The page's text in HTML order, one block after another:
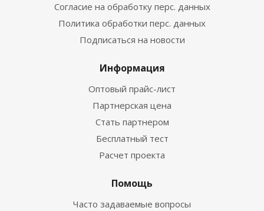
Согласие на обработку перс. данных
Политика обработки перс. данных
Подписаться на новости
Информация
Оптовый прайс-лист
Партнерская цена
Стать партнером
Бесплатный тест
Расчет проекта
Помощь
Часто задаваемые вопросы